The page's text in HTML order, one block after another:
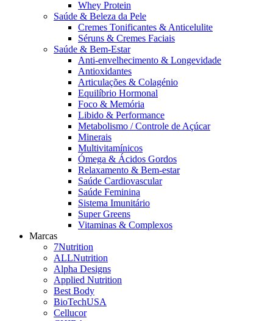
Whey Protein
Saúde & Beleza da Pele
Cremes Tonificantes & Anticelulite
Séruns & Cremes Faciais
Saúde & Bem-Estar
Anti-envelhecimento & Longevidade
Antioxidantes
Articulações & Colagénio
Equilíbrio Hormonal
Foco & Memória
Libido & Performance
Metabolismo / Controle de Açúcar
Minerais
Multivitamínicos
Ómega & Ácidos Gordos
Relaxamento & Bem-estar
Saúde Cardiovascular
Saúde Feminina
Sistema Imunitário
Super Greens
Vitaminas & Complexos
Marcas
7Nutrition
ALLNutrition
Alpha Designs
Applied Nutrition
Best Body
BioTechUSA
Cellucor